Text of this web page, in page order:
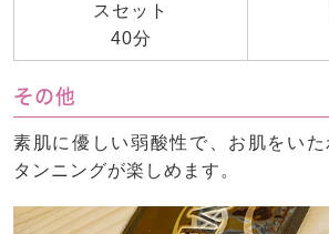
スセット
40分
その他
素肌に優しい弱酸性で、お肌をい
タンニングが楽しめます。